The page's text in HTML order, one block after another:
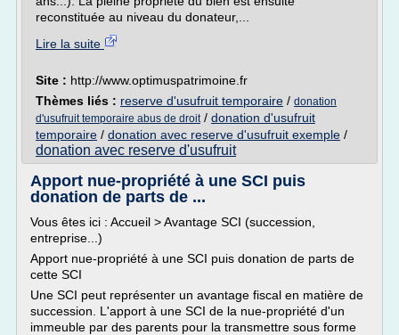
reconstituée au niveau du donateur,...
Lire la suite
Site : http://www.optimuspatrimoine.fr
Thèmes liés : reserve d'usufruit temporaire / donation
d'usufruit temporaire abus de droit/ donation d'usufruit
temporaire / donation avec reserve d'usufruit exemple /
donation avec reserve d'usufruit
Apport nue-propriété à une SCI puis
donation de parts de ...
Vous êtes ici : Accueil > Avantage SCI (succession,
entreprise...)
Apport nue-propriété à une SCI puis donation de parts de
cette SCI
Une SCI peut représenter un avantage fiscal en matière de
succession. L'apport à une SCI de la nue-propriété d'un
immeuble par des parents pour la transmettre sous forme